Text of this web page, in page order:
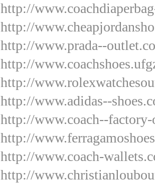
http://
http://
http://www.prada--
http://
http://
http://www.adidas--
http://www.coach--
http://
http://www.coach-
http://